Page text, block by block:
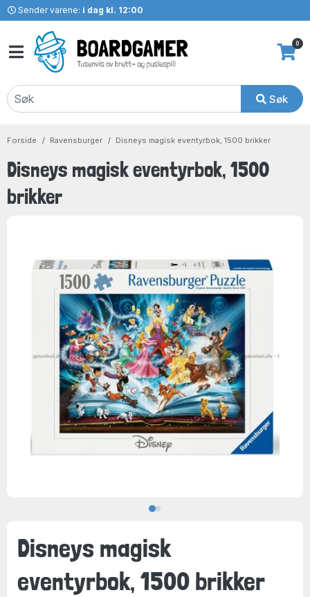
Sender varene: i dag kl. 12:00
Søk
0
Forside Ravensburger Disneys magisk eventyrbok, 1500 brikker
Disneys magisk eventyrbok, 1500
brikker
Disneys magisk
eventyrbok, 1500 brikker